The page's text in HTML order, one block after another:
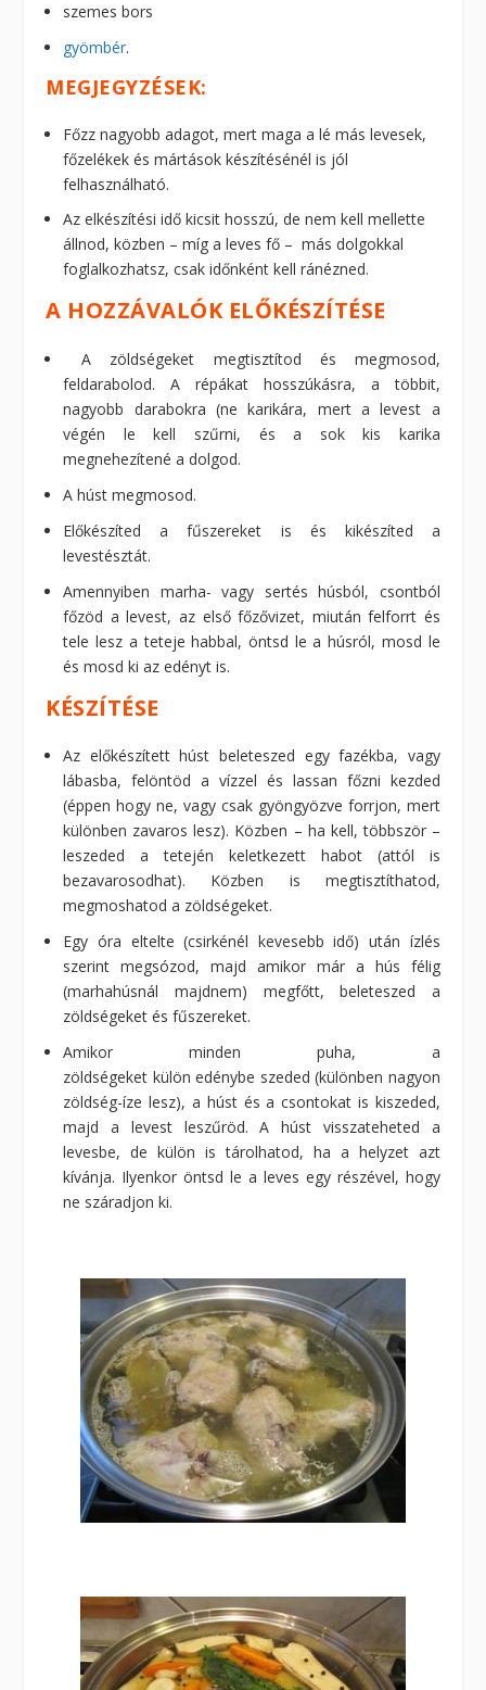
szemes bors
gyömbér.
MEGJEGYZÉSEK:
Főzz nagyobb adagot, mert maga a lé más levesek,
főzelékek és mártások készítésénél is jól
felhasználható.
Az elkészítési idő kicsit hosszú, de nem kell mellette
állnod, közben – míg a leves fő – más dolgokkal
foglalkozhatsz, csak időnként kell ránézned.
A HOZZÁVALÓK ELŐKÉSZÍTÉSE
A zöldségeket megtisztítod és megmosod,
feldarabolod. A répákat hosszúkásra, a többit,
nagyobb darabokra (ne karikára, mert a levest a
végén le kell szűrni, és a sok kis karika
megnehezítené a dolgod.
A húst megmosod.
Előkészíted a fűszereket is és kikészíted a
levestésztát.
Amennyiben marha- vagy sertés húsból, csontból
főzöd a levest, az első főzővizet, miután felforrt és
tele lesz a teteje habbal, öntsd le a húsról, mosd le
és mosd ki az edényt is.
KÉSZÍTÉSE
Az előkészített húst beleteszed egy fazékba, vagy
lábasba, felöntöd a vízzel és lassan főzni kezded
(éppen hogy ne, vagy csak gyöngyözve forrjon, mert
különben zavaros lesz). Közben – ha kell, többször –
leszeded a tetején keletkezett habot (attól is
bezavarosodhat). Közben is megtisztíthatod,
megmoshatod a zöldségeket.
Egy óra eltelte (csirkénél kevesebb idő) után ízlés
szerint megsózod, majd amikor már a hús félig
(marhahúsnál majdnem) megfőtt, beleteszed a
zöldségeket és fűszereket.
Amikor minden puha, a
zöldségeket külön edénybe szeded (különben nagyon
zöldség-íze lesz), a húst és a csontokat is kiszeded,
majd a levest leszűröd. A húst visszateheted a
levesbe, de külön is tárolhatod, ha a helyzet azt
kívánja. Ilyenkor öntsd le a leves egy részével, hogy
ne száradjon ki.